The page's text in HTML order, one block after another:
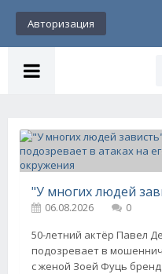
Авторизация
06.08.2026
0
50-летний актёр Павел
подозревает в
с женой Зоей Фуць